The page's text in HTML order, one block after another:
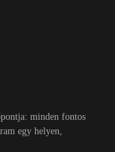
minden fontos
egy helyen,